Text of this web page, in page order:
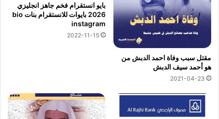
مقتل سبب وفاة احمد الدبش من
هو أحمد سيف الدبش
2021-04-23
بايو انستقرام فخم جاهز انجليزي
2026 بايوات للانستقرام بنات bio
instagram
2022-11-15